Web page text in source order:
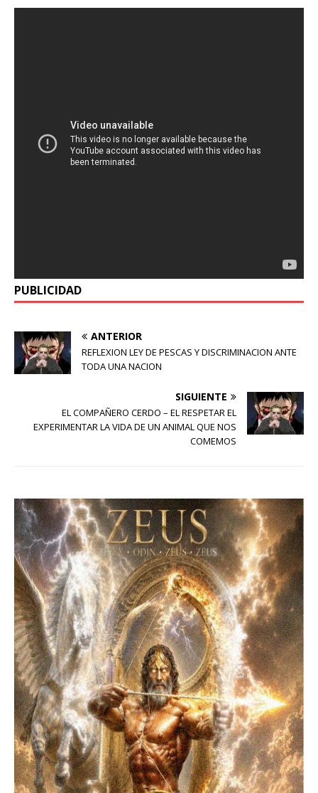
PUBLICIDAD
ANTERIOR
REFLEXION LEY DE PESCAS Y DISCRIMINACION ANTE
TODA UNA NACION
SIGUIENTE
EL COMPAÑERO CERDO – EL RESPETAR EL
EXPERIMENTAR LA VIDA DE UN ANIMAL QUE NOS
COMEMOS